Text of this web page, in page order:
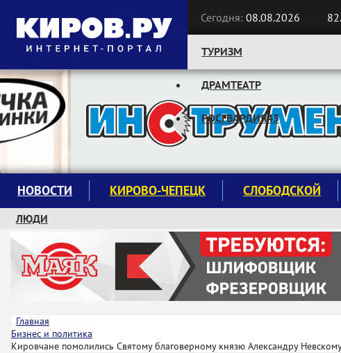
Сегодня: 08.08.2026
Следите за новостями:
ТУРИЗМ
ДРАМТЕАТР
РОСГВАРДИЯ43
НОВОСТИ КИРОВО-ЧЕПЕЦК СЛОБОДСКОЙ
ЛЮДИ
КРУЖКИ И СЕКЦИИ
ЗАВОДУ "МАЯК" 85 ЛЕТ
ЭКОЛОГИЯ
Главная
Бизнес и политика
Кировчане помолились Святому благоверному князю Александру